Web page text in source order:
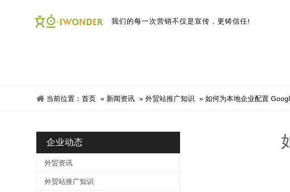
我们的每一次营销不仅是宣传 ，更铸信任!
当前位置： 首页 » 新闻资讯 » 外贸站推广知识 » 如何为本地企业配置
企业动态
外贸资讯
外贸站推广知识